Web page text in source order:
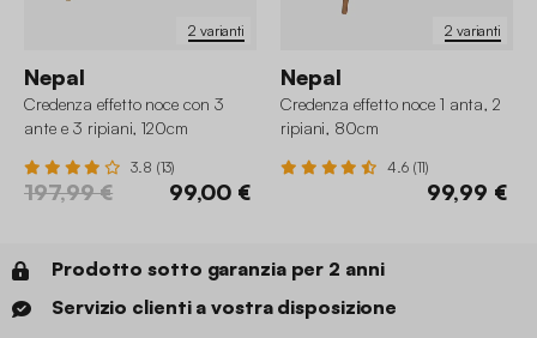
2 varianti
Nepal
Credenza effetto noce con 3
ante e 3 ripiani, 120cm
3.8 (13)
197,99 € 99,00 €
2 varianti
Nepal
Credenza effetto noce 1 anta, 2
ripiani, 80cm
4.6 (11)
99,99 €
Prodotto sotto garanzia per 2 anni
Servizio clienti a vostra disposizione